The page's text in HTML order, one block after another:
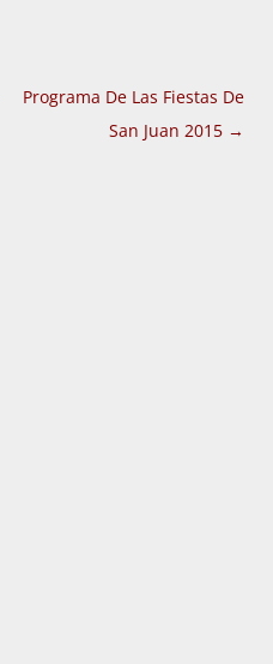
Programa De Las Fiestas De
San Juan 2015 →